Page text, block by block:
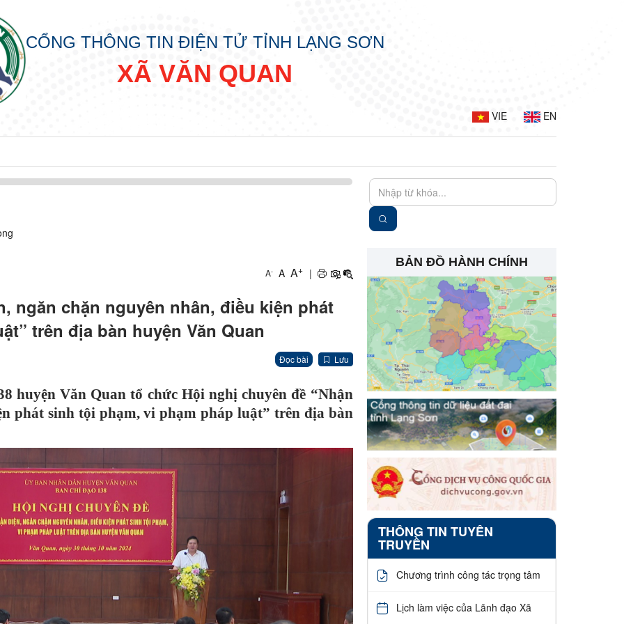
CỔNG THÔNG TIN ĐIỆN TỬ TỈNH LẠNG SƠN
XÃ VĂN QUAN
VIE EN
A- A A+ |
ngăn chặn nguyên nhân, điều kiện phát
trên địa bàn huyện Văn Quan
Đọc bài Lưu
huyện Văn Quan tổ chức Hội nghị chuyên đề “Nhận
phát sinh tội phạm, vi phạm pháp luật” trên địa bàn
BẢN ĐỒ HÀNH CHÍNH
THÔNG TIN TUYÊN
TRUYỀN
Chương trình công tác trọng tâm
Lịch làm việc của Lãnh đạo Xã